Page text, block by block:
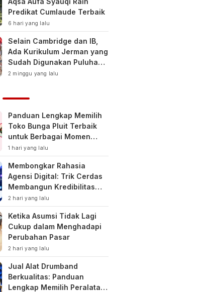
Predikat Cumlaude Terbaik
6 hari yang lalu
Selain Cambridge dan IB,
Ada Kurikulum Jerman yang
Sudah Digunakan Puluhan
Tahun di Indonesia
2 minggu yang lalu
Panduan Lengkap Memilih
Toko Bunga Pluit Terbaik
untuk Berbagai Momen
Spesial
1 hari yang lalu
Membongkar Rahasia
Agensi Digital: Trik Cerdas
Membangun Kredibilitas
Toko Online Baru
2 hari yang lalu
Ketika Asumsi Tidak Lagi
Cukup dalam Menghadapi
Perubahan Pasar
2 hari yang lalu
Jual Alat Drumband
Berkualitas: Panduan
Lengkap Memilih Peralatan